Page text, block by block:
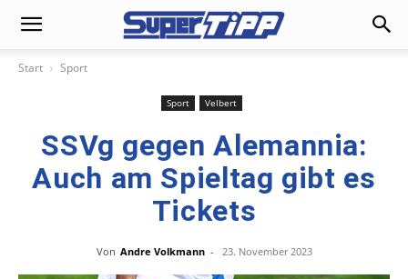
Start Sport
Sport Velbert
SSVg gegen Alemannia:
Auch am Spieltag gibt es
Tickets
Von Andre Volkmann - 23. November 2023